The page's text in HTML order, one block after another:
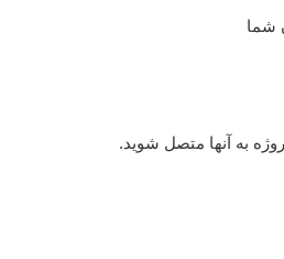
شما
به آنها متصل شوید.